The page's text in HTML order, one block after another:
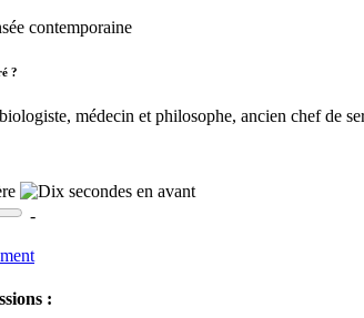
contemporaine
?
médecin et philosophe, ancien chef de
-
: